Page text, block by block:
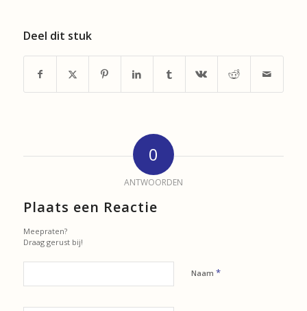
Deel dit stuk
0
ANTWOORDEN
Plaats een Reactie
Meepraten?
Draag gerust bij!
Naam *